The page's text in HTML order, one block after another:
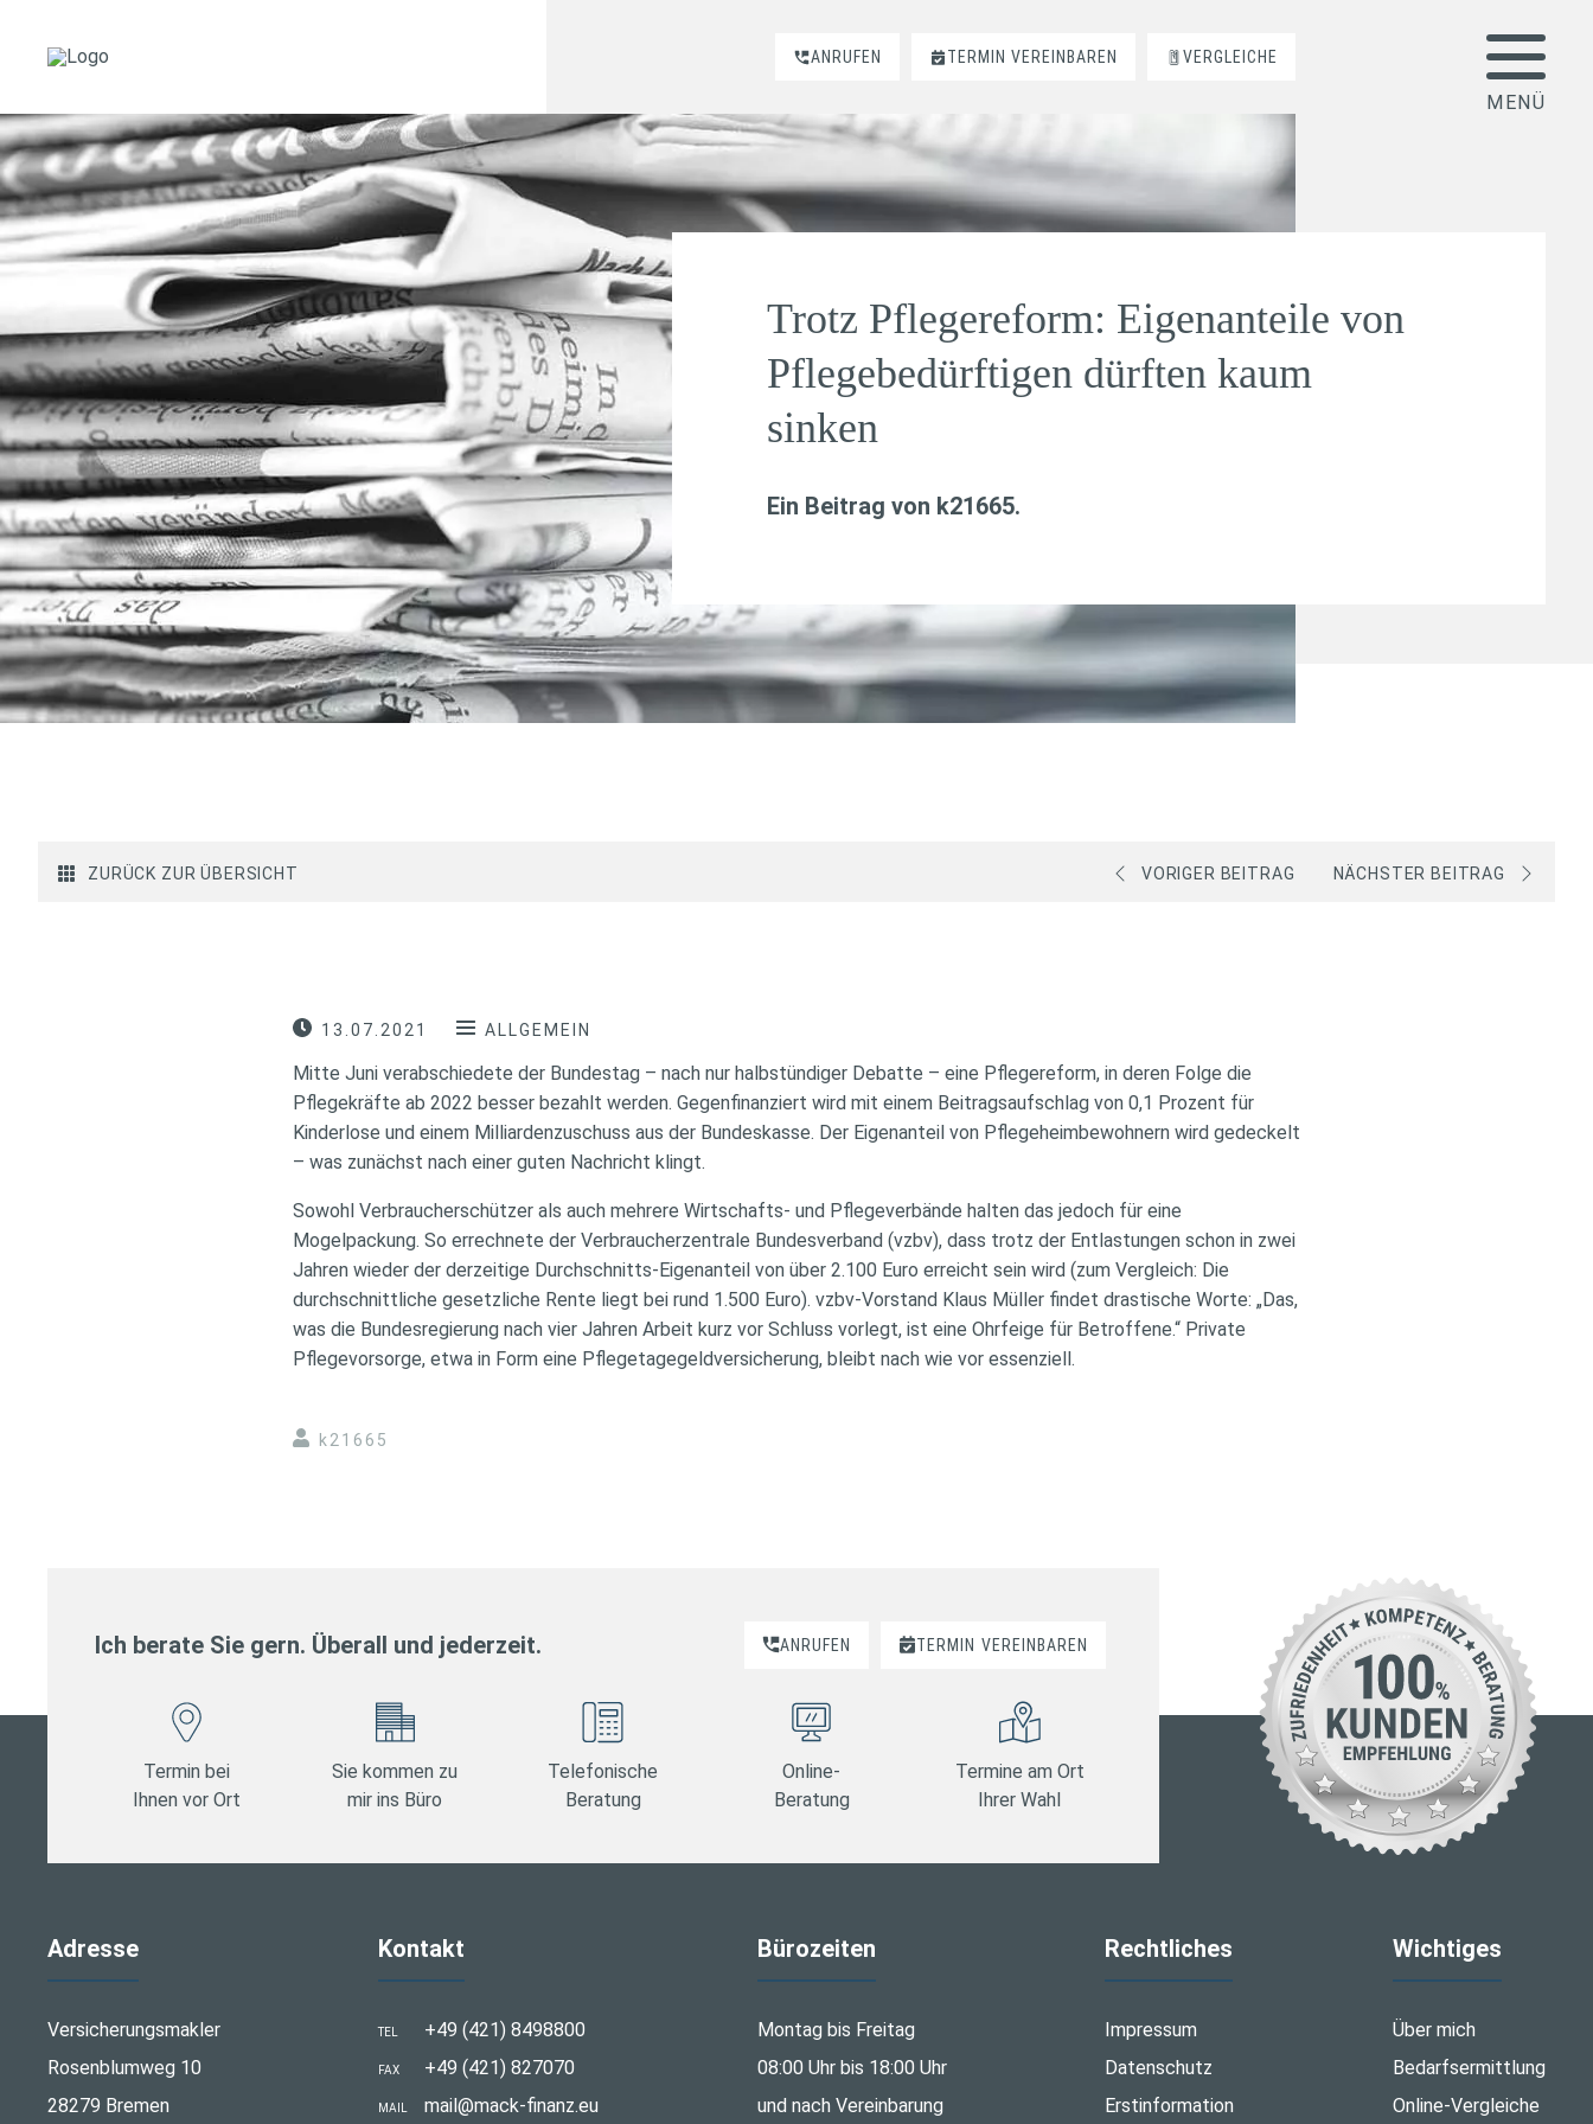
ANRUFEN TERMIN VEREINBAREN VERGLEICHE
Trotz Pflegereform: Eigenanteile von
Pflegebedürftigen dürften kaum
sinken
Ein Beitrag von k21665.
ZURÜCK ZUR ÜBERSICHT VORIGER BEITRAG NÄCHSTER BEITRAG
13.07.2021 ALLGEMEIN
Mitte Juni verabschiedete der Bundestag – nach nur halbstündiger Debatte – eine Pflegereform, in deren Folge die
Pflegekräfte ab 2022 besser bezahlt werden. Gegenfinanziert wird mit einem Beitragsaufschlag von 0,1 Prozent für
Kinderlose und einem Milliardenzuschuss aus der Bundeskasse. Der Eigenanteil von Pflegeheimbewohnern wird gedeckelt
– was zunächst nach einer guten Nachricht klingt.
Sowohl Verbraucherschützer als auch mehrere Wirtschafts- und Pflegeverbände halten das jedoch für eine
Mogelpackung. So errechnete der Verbraucherzentrale Bundesverband (vzbv), dass trotz der Entlastungen schon in zwei
Jahren wieder der derzeitige Durchschnitts-Eigenanteil von über 2.100 Euro erreicht sein wird (zum Vergleich: Die
durchschnittliche gesetzliche Rente liegt bei rund 1.500 Euro). vzbv-Vorstand Klaus Müller findet drastische Worte: „Das,
was die Bundesregierung nach vier Jahren Arbeit kurz vor Schluss vorlegt, ist eine Ohrfeige für Betroffene.“ Private
Pflegevorsorge, etwa in Form eine Pflegetagegeldversicherung, bleibt nach wie vor essenziell.
k21665
Ich berate Sie gern. Überall und jederzeit. ANRUFEN TERMIN VEREINBAREN
Termin bei
Ihnen vor Ort
Sie kommen zu
mir ins Büro
Telefonische
Beratung
Online-
Beratung
Termine am Ort
Ihrer Wahl
Adresse
Versicherungsmakler
Rosenblumweg 10
28279 Bremen
Kontakt
TEL +49 (421) 8498800
FAX +49 (421) 827070
MAIL mail@mack-finanz.eu
Bürozeiten
Montag bis Freitag
08:00 Uhr bis 18:00 Uhr
und nach Vereinbarung
Rechtliches
Impressum
Datenschutz
Erstinformation
Wichtiges
Über mich
Bedarfsermittlung
Online-Vergleiche